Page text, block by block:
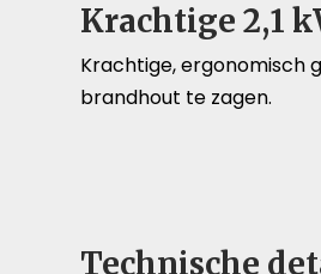
Krachtige 2,1
Krachtige, ergonomisch
brandhout te zagen.
Technische